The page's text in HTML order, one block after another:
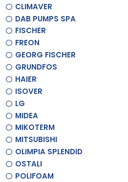
CLIMAVER
DAB PUMPS SPA
FISCHER
FREON
GEORG FISCHER
GRUNDFOS
HAIER
ISOVER
LG
MIDEA
MIKOTERM
MITSUBISHI
OLIMPIA SPLENDID
OSTALI
POLIFOAM